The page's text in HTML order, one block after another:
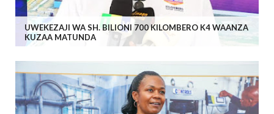
UWEKEZAJI WA SH. BILIONI 700 KILOMBERO K4 WAANZA
KUZAA MATUNDA